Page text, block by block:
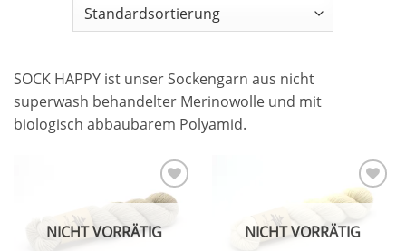
SOCK HAPPY ist unser Sockengarn aus nicht
superwash behandelter Merinowolle und mit
biologisch abbaubarem Polyamid.
Add to
NICHT VORRÄTIG
Add to
NICHT VORRÄTIG